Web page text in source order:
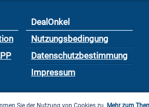
DealOnkel
Nutzungsbedingung
Datenschutzbestimmung
Impressum
Sie der Nutzung von Cookies zu. Mehr zum